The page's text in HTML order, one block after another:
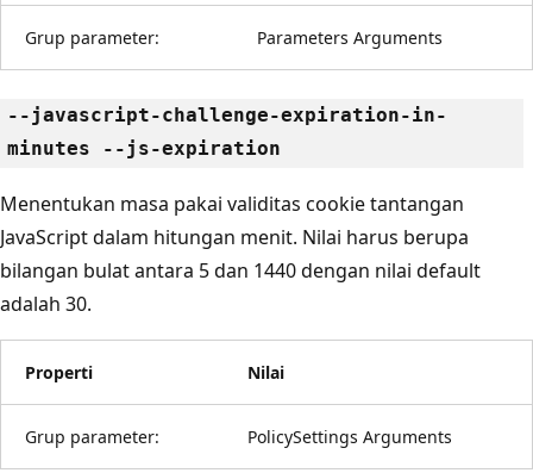
Grup parameter: Parameters Arguments
--javascript-challenge-expiration-in-
minutes --js-expiration
Menentukan masa pakai validitas cookie tantangan
JavaScript dalam hitungan menit. Nilai harus berupa
bilangan bulat antara 5 dan 1440 dengan nilai default
adalah 30.
Properti Nilai
Grup parameter: PolicySettings Arguments